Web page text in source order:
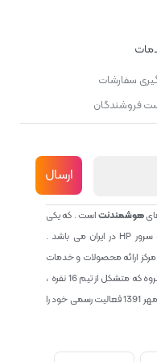
سفارشات
فروشندگان
هوشمندنتاست . که یکی
شناخته ترین و یکی از شرکت معتبر پخش سرور HP در ایران می باشد .
ارائه محصولات و خدمات
IT با پشتیبانی 24 ساعته در ایران باشد . این گروه که متشکل از تیم 16 نفره ،
پشتیبانی و طراحی میباشد در تاریخ شنبه 16 مهر 1391 فعالیت رسمی خود را